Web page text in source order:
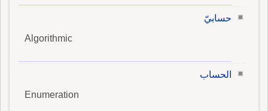
حسابيّ
Algorithmic
الحساب
Enumeration